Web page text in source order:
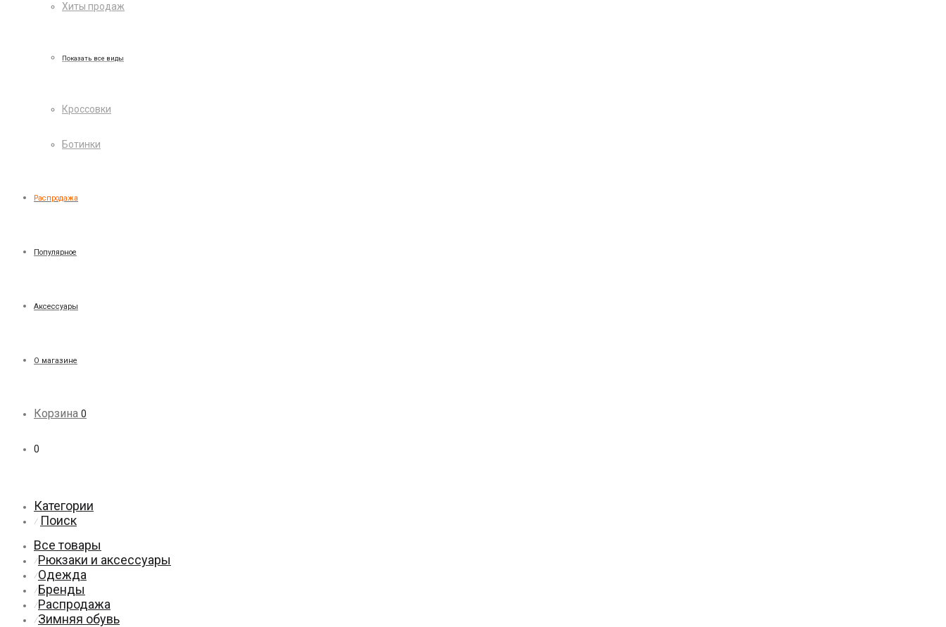
Хиты продаж
Показать все виды
Кроссовки
Ботинки
Распродажа
Популярное
Аксессуары
О магазине
Корзина 0
0
Категории
⁄ Поиск
Все товары
⁄Рюкзаки и аксессуары
⁄Одежда
⁄Бренды
⁄Распродажа
⁄Зимняя обувь